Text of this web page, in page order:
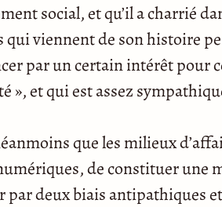
social, et qu’il a charrié
qui viennent de son histoire
par un certain intérêt pour
», et qui est assez
que les milieux
de constituer une
par deux biais antipathiques